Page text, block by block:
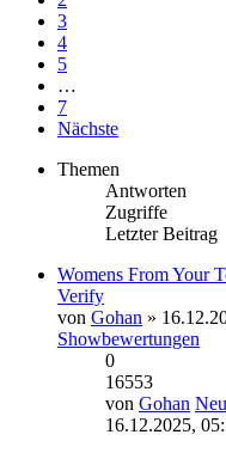
3
4
5
…
7
Nächste
Themen
Antworten
Zugriffe
Letzter Beitrag
Womens From Your
Verify
von Gohan »
Showbewertungen
0
16553
von Gohan
16.12.2025,